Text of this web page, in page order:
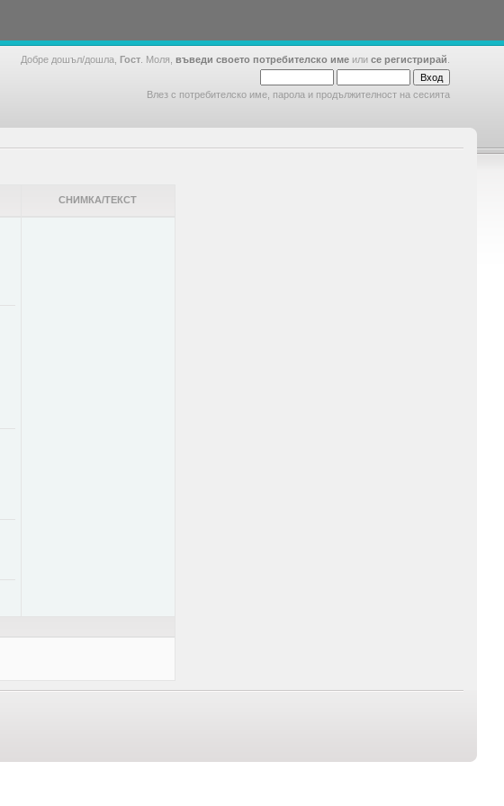
Добре дошъл/дошла, Гост . Моля, въведи своето потребителско име или се регистрирай
Влез с потребителско име, парола и продължителност на сесията
СНИМКА/ТЕКСТ